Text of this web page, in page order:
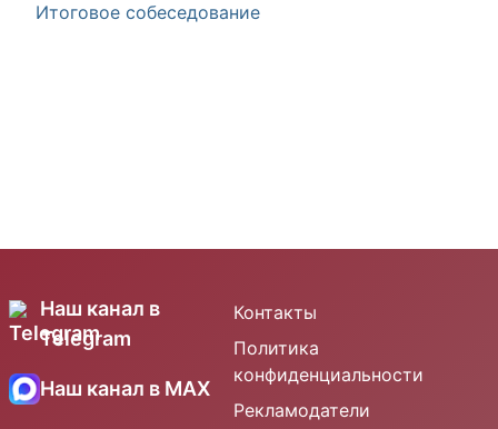
Итоговое собеседование
Наш канал в
Telegram
Наш канал в MAX
Контакты
Политика
конфиденциальности
Рекламодатели